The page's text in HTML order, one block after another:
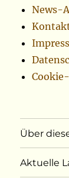
News-
Über
Aktuelle